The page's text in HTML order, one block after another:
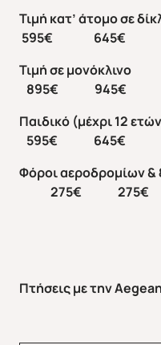
Τιμή κατ’
595€ 645€
Τιμή σε
895€ 945€
Παιδικό
595€ 645€
Φόροι
275€ 275€
Πτήσεις με τηνAegean